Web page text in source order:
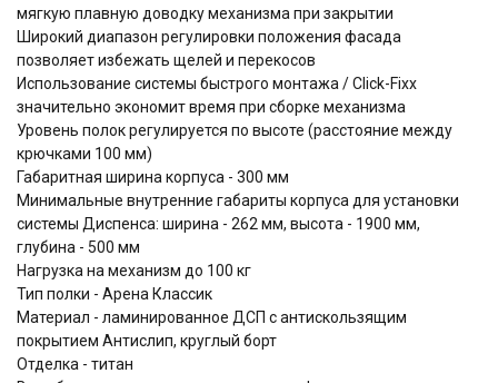
мягкую плавную доводку механизма при закрытии
Широкий диапазон регулировки положения фасада
позволяет избежать щелей и перекосов
Использование системы быстрого монтажа / Click-Fixx
значительно экономит время при сборке механизма
Уровень полок регулируется по высоте (расстояние между
крючками 100 мм)
Габаритная ширина корпуса - 300 мм
Минимальные внутренние габариты корпуса для установки
системы Диспенса: ширина - 262 мм, высота - 1900 мм,
глубина - 500 мм
Нагрузка на механизм до 100 кг
Тип полки - Арена Классик
Материал - ламинированное ДСП с антискользящим
покрытием Aнтислип, круглый борт
Отделка - титан